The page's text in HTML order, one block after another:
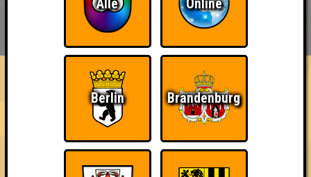
HIGHSCORE RESERVIERUNG
FAQ ÜBER UNS
Seitenquiz Brandenburg #5
Fragen aus der Hölle · 27.10.2017 · Haus der Offiziere
Punkte Angemeldete Teams
Alle Online
Berlin Brandenburg